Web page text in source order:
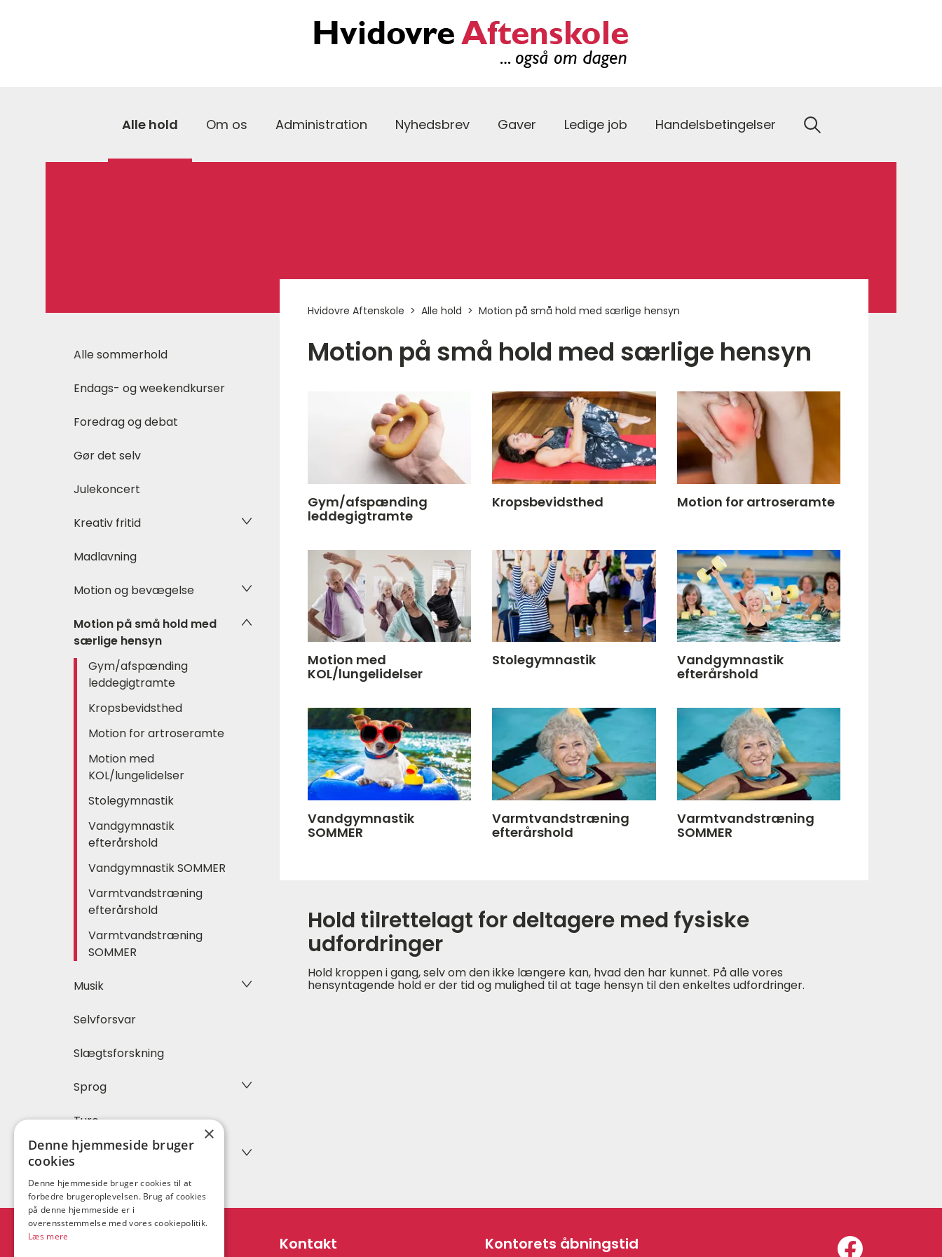
Alle hold Om os Administration Nyhedsbrev Gaver Ledige job Handelsbetingelser
Alle sommerhold
Endags- og weekendkurser
Foredrag og debat
Gør det selv
Julekoncert
Kreativ fritid
Madlavning
Motion og bevægelse
Motion på små hold med
særlige hensyn
Gym/afspænding
leddegigtramte
Kropsbevidsthed
Motion for artroseramte
Motion med
KOL/lungelidelser
Stolegymnastik
Vandgymnastik
efterårshold
Vandgymnastik SOMMER
Varmtvandstræning
efterårshold
Varmtvandstræning
SOMMER
Musik
Selvforsvar
Slægtsforskning
Sprog
Ture
Yoga
Hvidovre Aftenskole Alle hold Motion på små hold med særlige hensyn
Motion på små hold med særlige hensyn
Gym/afspænding
leddegigtramte
Kropsbevidsthed Motion for artroseramte
Motion med
KOL/lungelidelser
Stolegymnastik
Vandgymnastik
efterårshold
Vandgymnastik
SOMMER
Varmtvandstræning
efterårshold
Varmtvandstræning
SOMMER
Hold tilrettelagt for deltagere med fysiske
udfordringer
Hold kroppen i gang, selv om den ikke længere kan, hvad den har kunnet. På alle vores
hensyntagende hold er der tid og mulighed til at tage hensyn til den enkeltes udfordringer.
Kontakt Kontorets åbningstid
×
Denne hjemmeside bruger
cookies
Denne hjemmeside bruger cookies til at
forbedre brugeroplevelsen. Brug af cookies
på denne hjemmeside er i
overensstemmelse med vores cookiepolitik.
Læs mere